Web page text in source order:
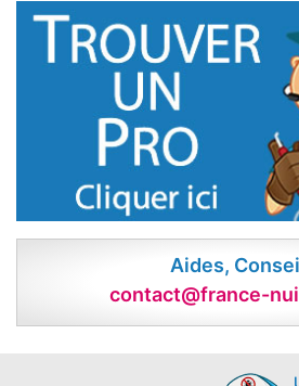
Aides,
contact@france-